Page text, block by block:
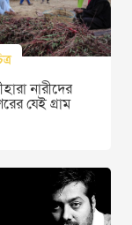
নারীদের
যেই গ্রাম